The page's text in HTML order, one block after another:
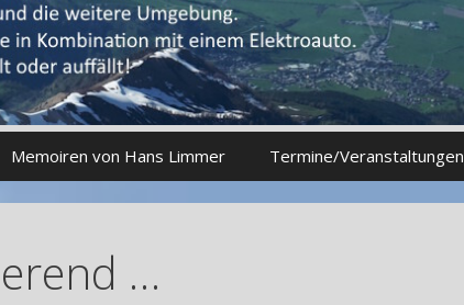
Memoiren von Hans Limmer Termine/Veranstaltungen
…